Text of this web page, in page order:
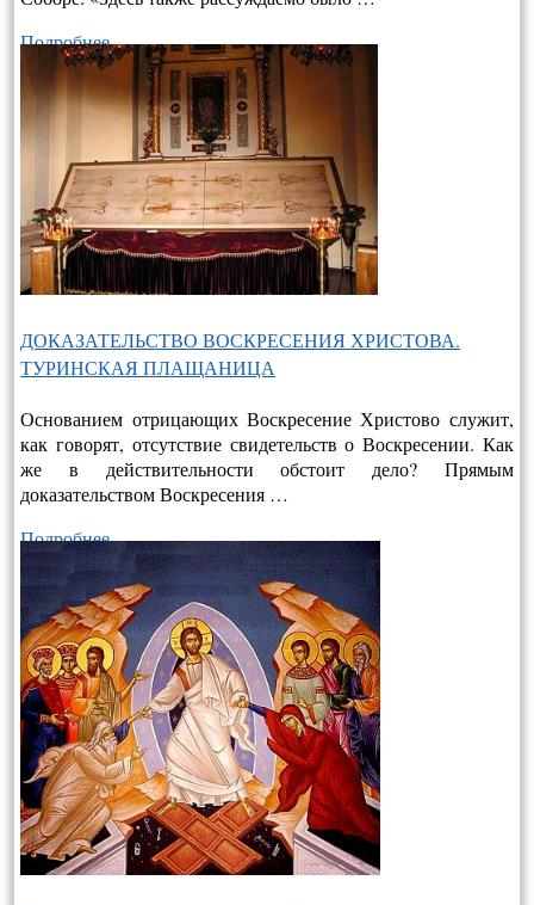
Подробнее…
ДОКАЗАТЕЛЬСТВО ВОСКРЕСЕНИЯ ХРИСТОВА.
ТУРИНСКАЯ ПЛАЩАНИЦА
Основанием отрицающих Воскресение Христово служит,
как говорят, отсутствие свидетельств о Воскресении. Как
же в действительно­сти обстоит дело? Прямым
доказательством Воскресения …
Подробнее…